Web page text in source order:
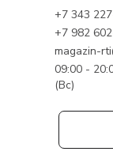
+7 343
+7 982
magazin-
09:00 -
(Вс)